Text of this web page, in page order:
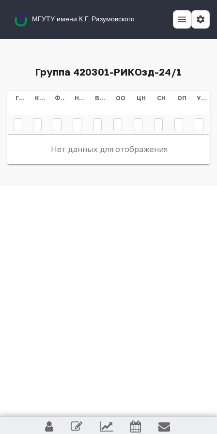
МГУТУ имени К.Г. Разумовского
Группа 420301-РИКОзд-24/1
Группа Курс Форма Обучения Направление/специальность Всего ОО ЦН СН ОП Учебный План
Нет данных для отображения